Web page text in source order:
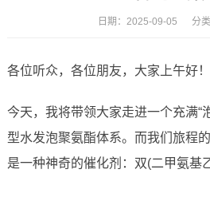
日期：2025-09-05 分类
各位听众，各位朋友，大家上午好！
今天，我将带领大家走进一个充满
型水发泡聚氨酯体系。而我们旅程的
是一种神奇的催化剂：双(二甲氨基